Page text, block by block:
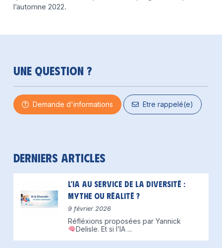
l’automne 2022.
Une question ?
Demande d'informations Etre rappelé(e)
Derniers articles
L’IA au service de la diversité :
mythe ou réalité ?
9 février 2026
Réfléxions proposées par Yannick
Delisle. Et si l’IA ...